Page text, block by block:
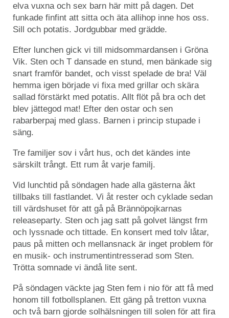
elva vuxna och sex barn här mitt på dagen. Det
funkade finfint att sitta och äta allihop inne hos oss.
Sill och potatis. Jordgubbar med grädde.
Efter lunchen gick vi till midsommardansen i Gröna
Vik. Sten och T dansade en stund, men bänkade sig
snart framför bandet, och visst spelade de bra! Väl
hemma igen började vi fixa med grillar och skära
sallad förstärkt med potatis. Allt flöt på bra och det
blev jättegod mat! Efter den ostar och sen
rabarberpaj med glass. Barnen i princip stupade i
säng.
Tre familjer sov i vårt hus, och det kändes inte
särskilt trångt. Ett rum åt varje familj.
Vid lunchtid på söndagen hade alla gästerna åkt
tillbaks till fastlandet. Vi åt rester och cyklade sedan
till värdshuset för att gå på Brännöpojkarnas
releaseparty. Sten och jag satt på golvet längst frm
och lyssnade och tittade. En konsert med tolv låtar,
paus på mitten och mellansnack är inget problem för
en musik- och instrumentintresserad som Sten.
Trötta somnade vi ändå lite sent.
På söndagen väckte jag Sten fem i nio för att få med
honom till fotbollsplanen. Ett gäng på tretton vuxna
och två barn gjorde solhälsningen till solen för att fira